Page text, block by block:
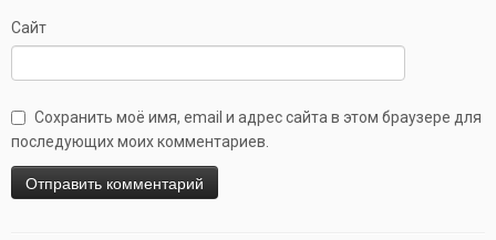
Сайт
Сохранить моё имя, email и адрес сайта в этом браузере для
последующих моих комментариев.